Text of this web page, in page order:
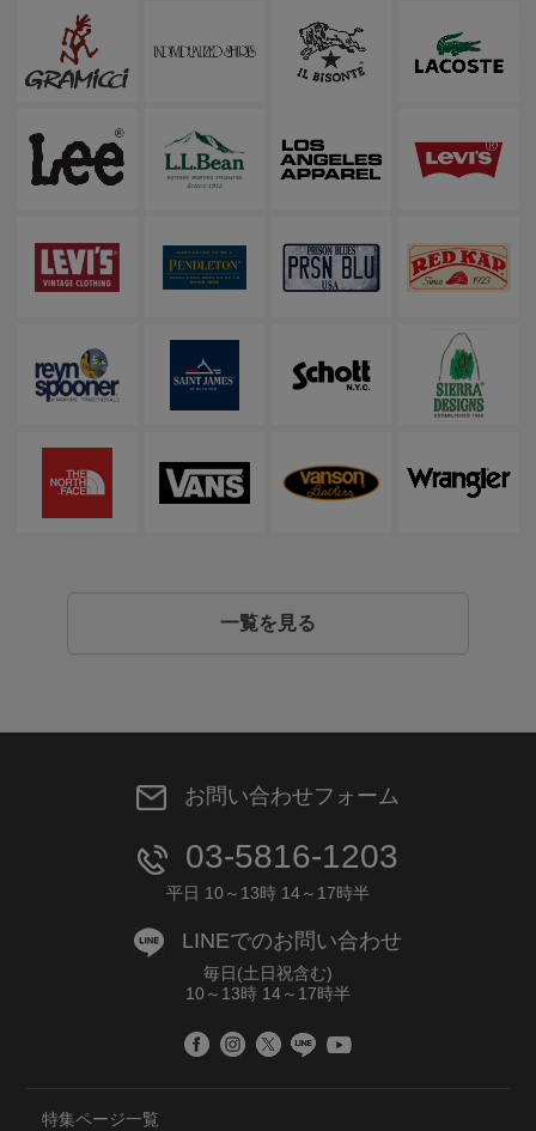
一覧を見る
お問い合わせフォーム
03-5816-1203
平日 10～13時 14～17時半
LINEでのお問い合わせ
毎日(土日祝含む)
10～13時 14～17時半
特集ページ一覧